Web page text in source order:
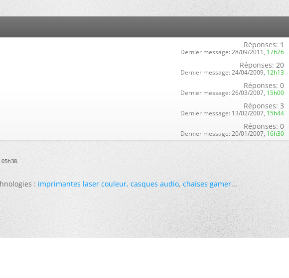
Réponses: 1
Dernier message: 28/09/2011, 17h26
Réponses: 20
Dernier message: 24/04/2009, 12h13
Réponses: 0
Dernier message: 26/03/2007, 15h00
Réponses: 3
Dernier message: 13/02/2007, 15h44
Réponses: 0
Dernier message: 20/01/2007, 16h30
05h38.
:imprimantes laser couleur,casques audio,chaises gamer...